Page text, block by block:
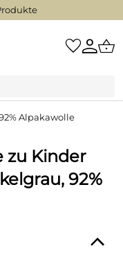
Alpakawolle
zu Kinder
92%